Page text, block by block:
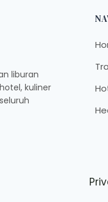
liburan
kuliner